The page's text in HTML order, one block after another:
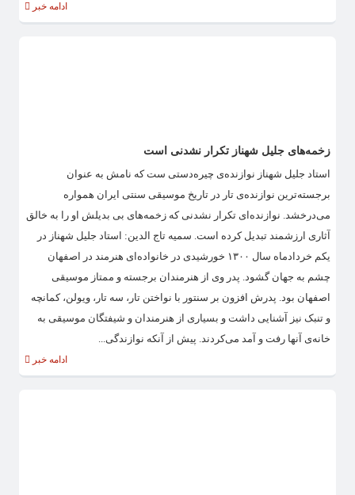
ادامه خبر
زخمه‌های جلیل شهناز تکرار نشدنی است
استاد جلیل شهناز نوازنده‌ی چیره‌دستی ست که نامش به عنوان
برجسته‌ترین نوازنده‌ی تار در تاریخ موسیقی سنتی ایران همواره
می‌درخشد. نوازنده‌ای تکرار نشدنی که زخمه‌های بی بدیلش او را به خالق
آثاری ارزشمند تبدیل کرده است. سمیه تاج الدین: استاد جلیل شهناز در
یکم خردادماه سال ۱۳۰۰ خورشیدی در خانواده‌ای هنرمند در اصفهان
چشم به جهان گشود. پدر وی از هنرمندان برجسته و ممتاز موسیقی
اصفهان بود. پدرش افزون بر سنتور با نواختن تار، سه تار، ویولن، کمانچه
و تنبک نیز آشنایی داشت و بسیاری از هنرمندان و شیفتگان موسیقی به
خانه‌ی آنها رفت و آمد می‌کردند. پیش از آنکه نوازندگی...
ادامه خبر